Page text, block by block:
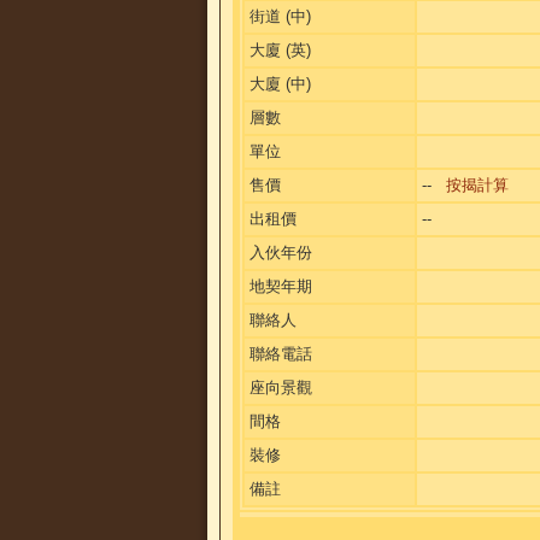
街道 (中)
大廈 (英)
大廈 (中)
層數
單位
售價
-- 按揭計算
出租價
--
入伙年份
地契年期
聯絡人
聯絡電話
座向景觀
間格
裝修
備註